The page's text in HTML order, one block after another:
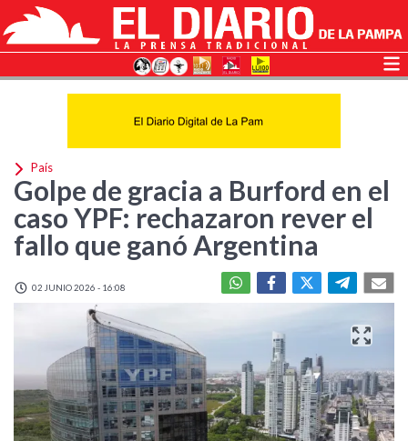
País
Golpe de gracia a Burford en el
caso YPF: rechazaron rever el
fallo que ganó Argentina
02 JUNIO 2026 - 16:08